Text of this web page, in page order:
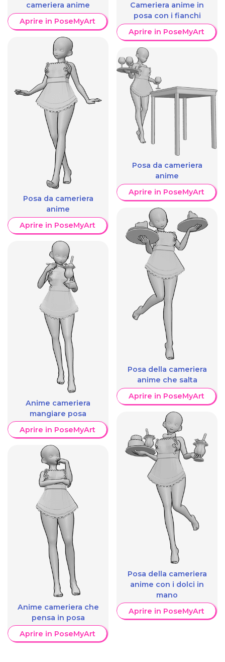
cameriera anime
Aprire in PoseMyArt
Posa da cameriera
anime
Aprire in PoseMyArt
Anime cameriera
mangiare posa
Aprire in PoseMyArt
Anime cameriera che
pensa in posa
Aprire in PoseMyArt
Cameriera anime in
posa con i fianchi
Aprire in PoseMyArt
Posa da cameriera
anime
Aprire in PoseMyArt
Posa della cameriera
anime che salta
Aprire in PoseMyArt
Posa della cameriera
anime con i dolci in
mano
Aprire in PoseMyArt